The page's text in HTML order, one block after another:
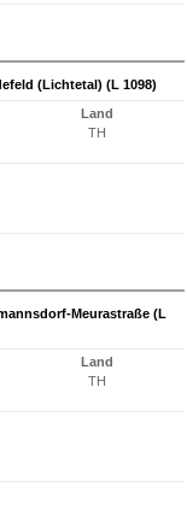
(Lichtetal) (L 1098)
Land
TH
Meurastraße (L
Land
TH